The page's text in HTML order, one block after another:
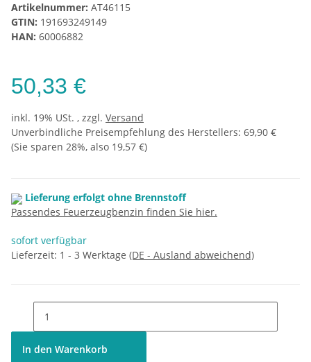
Artikelnummer: AT46115
GTIN: 191693249149
HAN: 60006882
50,33 €
inkl. 19% USt. , zzgl. Versand
Unverbindliche Preisempfehlung des Herstellers: 69,90 €
(Sie sparen 28%, also 19,57 €)
Lieferung erfolgt ohne Brennstoff
Passendes Feuerzeugbenzin finden Sie hier.
sofort verfügbar
Lieferzeit: 1 - 3 Werktage (DE - Ausland abweichend)
In den Warenkorb